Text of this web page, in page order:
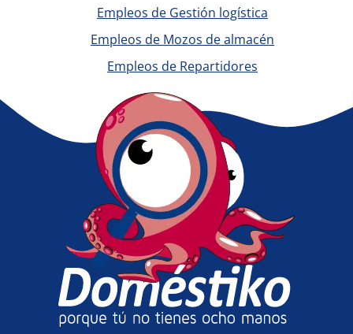
Empleos de Gestión logística
Empleos de Mozos de almacén
Empleos de Repartidores